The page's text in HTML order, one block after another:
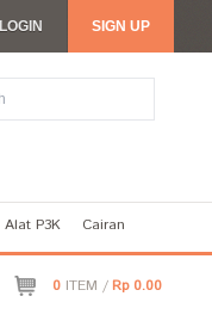
LOGIN SIGN UP
Alat P3K Cairan
0 ITEM /Rp 0.00